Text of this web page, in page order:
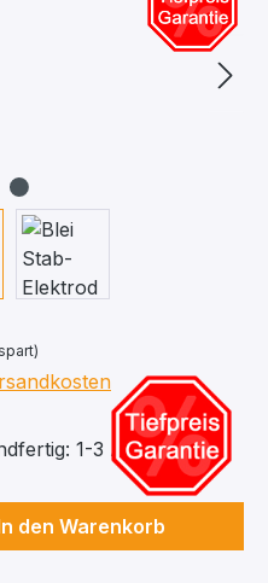
1-3 Arbeitstage
den
den Warenkorb